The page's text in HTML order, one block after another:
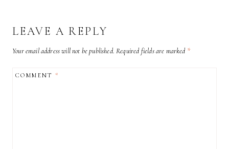
LEAVE A REPLY
Your email address will not be published. Required fields are marked *
COMMENT*